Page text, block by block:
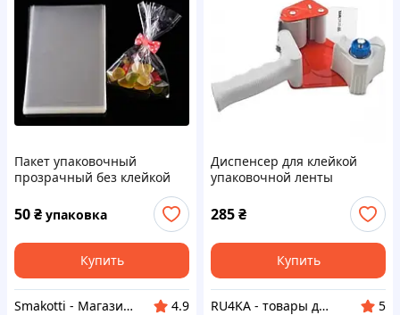
Пакет упаковочный
прозрачный без клейкой
ленты 90*65 мм (100 шт)
50₴ упаковка
Купить
Smakotti - Магазин кондитерских ингредиентов
4.9
Диспенсер для клейкой
упаковочной ленты
285₴
Купить
RU4KA - товары для офиса и дома
5